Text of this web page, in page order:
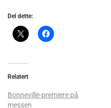
Del dette:
Relatert
Bonneville-premiere på
messen